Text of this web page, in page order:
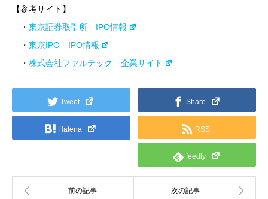
【参考サイト】
・ 東京証券取引所 IPO情報
・ 東京IPO IPO情報
・ 株式会社ファルテック 企業サイト
Tweet Share
Hatena RSS
feedly